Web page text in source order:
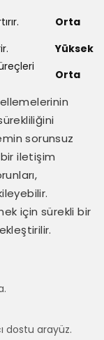
Orta
Yüksek
Orta
sorunsuz
iletişim
için sürekli bir
dostu arayüz.